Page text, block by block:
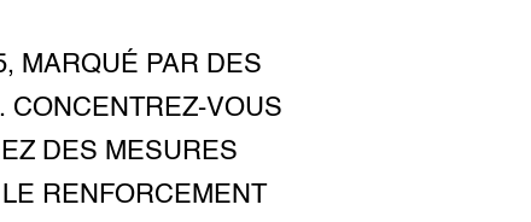
MARQUÉ PAR DES
CONCENTREZ-VOUS
DES MESURES
RENFORCEMENT